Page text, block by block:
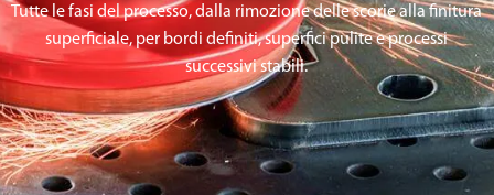
Tutte le fasi del processo, dalla rimozione delle scorie alla finitura
superficiale, per bordi definiti, superfici pulite e processi
successivi stabili.